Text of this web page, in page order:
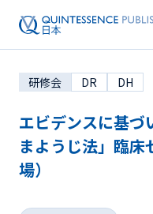
研修会 DR DH
エビデンスに基づ
まようじ法」臨
場）